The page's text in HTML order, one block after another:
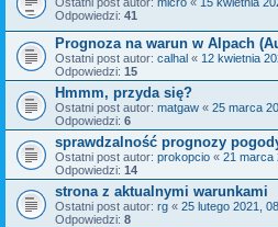
Odpowiedzi: 41
Prognoza na warun w Alpach
Ostatni post autor: calhal « 12 kwietnia
Odpowiedzi: 15
Hmmm, przyda się?
Ostatni post autor: matgaw « 25 marca
Odpowiedzi: 6
sprawdzalność prognozy
Ostatni post autor: prokopcio « 21 marca
Odpowiedzi: 14
strona z aktualnymi warunkami
Ostatni post autor: rg « 25 lutego 2021,
Odpowiedzi: 8